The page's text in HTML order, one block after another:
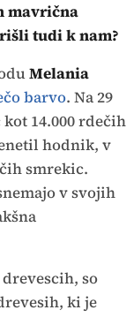
mavrična
tudi k nam?
Melania
barvo. Na 29
14.000 rdečih
hodnik, v
smrekic.
v svojih
so
ki je